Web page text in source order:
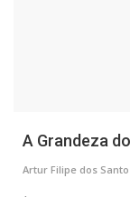
A Grandeza
Artur Filipe dos